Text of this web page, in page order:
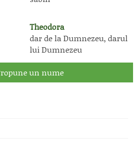
Theodora
dar de la Dumnezeu, darul
lui Dumnezeu
un nume